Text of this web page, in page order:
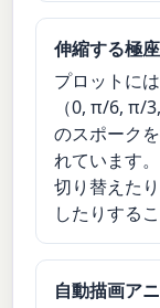
伸縮する極
プロットに
（0, π/6, π/
のスポーク
れています
切り替えた
したりする
自動描画ア